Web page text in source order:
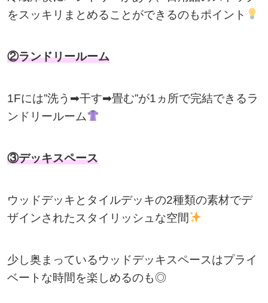
をスッキリまとめることができるのもポイント
②ランドリールーム
1Fには”洗う➡干す➡畳む”が1ヵ所で完結できるラ
ンドリールーム
③デッキスペース
ウッドデッキとタイルデッキの2種類の素材でデ
ザインされたスタイリッシュな空間
少し奥まっているウッドデッキスペースはプライ
ベートな時間を楽しめるのも◎